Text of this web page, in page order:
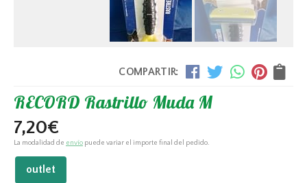
COMPARTIR:
RECORD Rastrillo Muda M
7,20€
La modalidad de envío puede variar el importe final del pedido.
outlet